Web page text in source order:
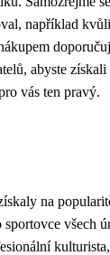
například
abyste
vás ten pravý.
na
všech